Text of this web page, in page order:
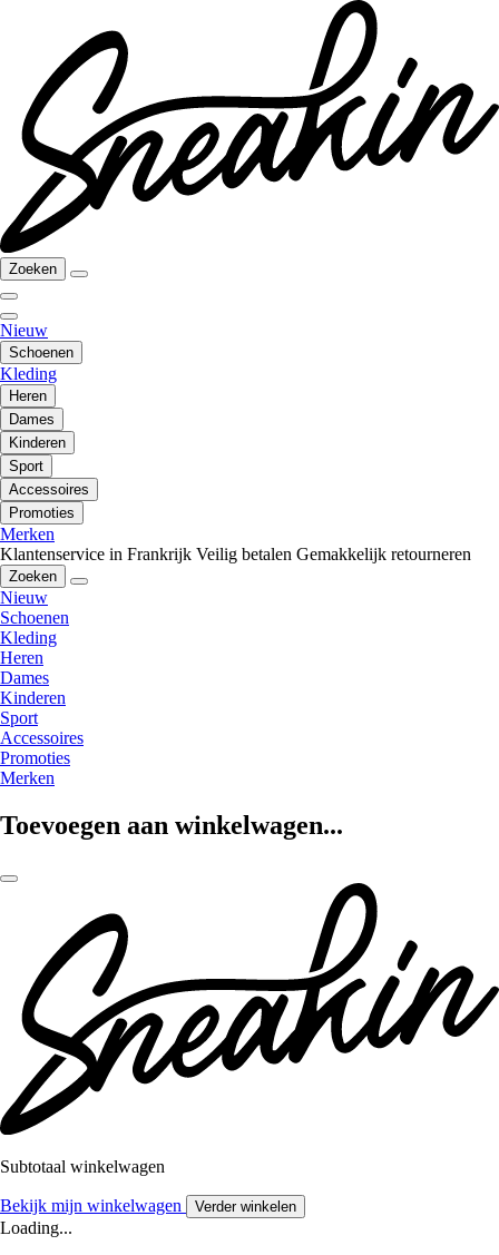
Zoeken
Nieuw
Schoenen
Kleding
Heren
Dames
Kinderen
Sport
Accessoires
Promoties
Merken
Klantenservice in Frankrijk Veilig betalen Gemakkelijk retourneren
Zoeken
Nieuw
Schoenen
Kleding
Heren
Dames
Kinderen
Sport
Accessoires
Promoties
Merken
Toevoegen aan winkelwagen...
Subtotaal winkelwagen
Bekijk mijn winkelwagen Verder winkelen
Loading...